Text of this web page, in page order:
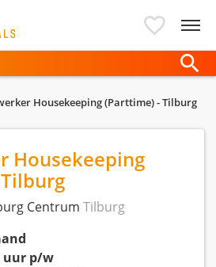
Housekeeping (Parttime) - Tilburg
Housekeeping
Centrum Tilburg
uur p/w